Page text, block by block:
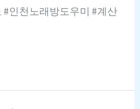
인천노래방도우미 #계산